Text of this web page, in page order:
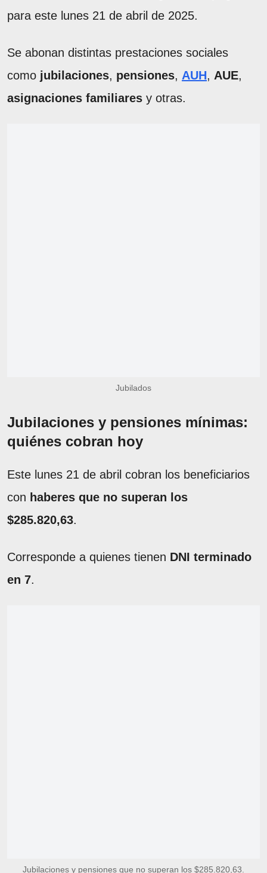
para este lunes 21 de abril de 2025.
Se abonan distintas prestaciones sociales
como jubilaciones, pensiones, AUH, AUE,
asignaciones familiares y otras.
Jubilados
Jubilaciones y pensiones mínimas:
quiénes cobran hoy
Este lunes 21 de abril cobran los beneficiarios
con haberes que no superan los
$285.820,63.
Corresponde a quienes tienen DNI terminado
en 7.
Jubilaciones y pensiones que no superan los $285.820,63.